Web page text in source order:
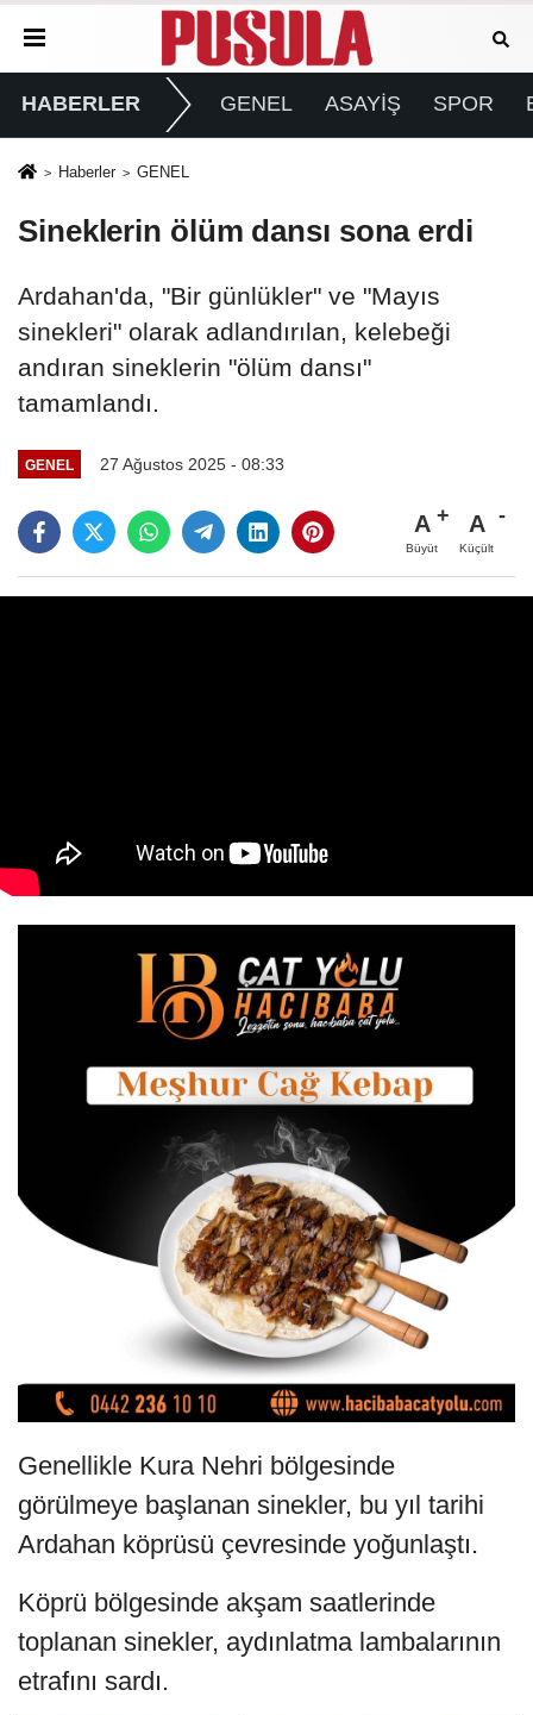
HABERLER GENEL ASAYİŞ SPOR
Haberler GENEL
Sineklerin ölüm dansı sona erdi
Ardahan'da, "Bir günlükler" ve "Mayıs
sinekleri" olarak adlandırılan, kelebeği
andıran sineklerin "ölüm dansı"
tamamlandı.
GENEL 27 Ağustos 2025 - 08:33
A
Büyüt
A
Küçült
Genellikle Kura Nehri bölgesinde
görülmeye başlanan sinekler, bu yıl tarihi
Ardahan köprüsü çevresinde yoğunlaştı.
Köprü bölgesinde akşam saatlerinde
toplanan sinekler, aydınlatma lambalarının
etrafını sardı.